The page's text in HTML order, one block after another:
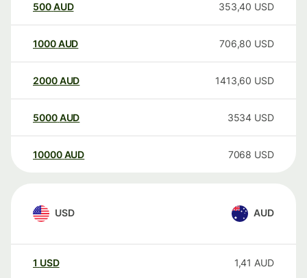
500AUD 353,40 USD
1000AUD 706,80 USD
2000AUD 1413,60 USD
5000AUD 3534 USD
10000 AUD 7068 USD
USD AUD
1 USD 1,41 AUD